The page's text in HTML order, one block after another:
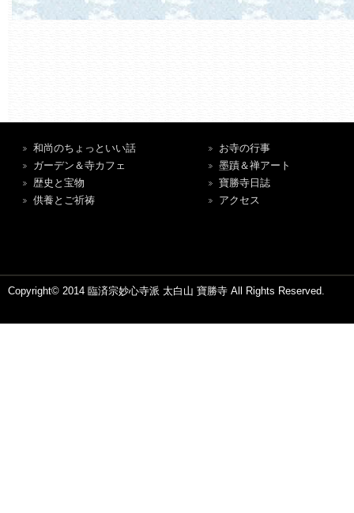
和尚のちょっといい話
ガーデン＆寺カフェ
歴史と宝物
供養とご祈祷
お寺の行事
墨蹟＆禅アート
寶勝寺日誌
アクセス
Copyright© 2014 臨済宗妙心寺派 太白山 寶勝寺 All Rights Reserved.